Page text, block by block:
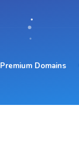
Premium Domains